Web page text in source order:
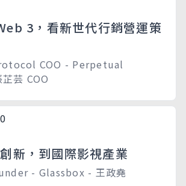
3，看新世代行銷營運策
COO - Perpetual
芸 COO
新，到國際影視產業
- Glassbox - 王政堯